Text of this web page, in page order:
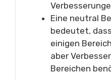
Eine neutral
bedeutet,
einigen
aber
Bereichen